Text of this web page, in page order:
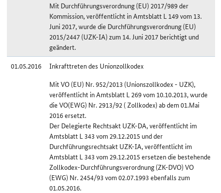
Mit Durchführungsverordnung (EU) 2017/989 der
Kommission, veröffentlicht in Amtsblatt L 149 vom 13.
Juni 2017, wurde die Durchführungsverordnung (EU)
2015/2447 (UZK-IA) zum 14. Juni 2017 berichtigt und
geändert.
01.05.2016
Inkrafttreten des Unionzollkodex
Mit VO (EU) Nr. 952/2013 (Unionszollkodex - UZK),
veröffentlicht in Amtsblatt L 269 vom 10.10.2013, wurde
die VO(EWG) Nr. 2913/92 ( Zollkodex) ab dem 01.Mai
2016 ersetzt.
Der Delegierte Rechtsakt UZK-DA, veröffentlicht im
Amtsblatt L 343 vom 29.12.2015 und der
Durchführungsrechtsakt UZK-IA, veröffentlicht im
Amtsblatt L 343 vom 29.12.2015 ersetzen die bestehende
Zollkodex-Durchführungsverordnung (ZK-DVO) VO
(EWG) Nr. 2454/93 vom 02.07.1993 ebenfalls zum
01.05.2016.